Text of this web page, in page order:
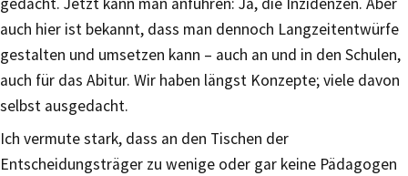
auch hier ist bekannt, dass man dennoch Langzeitentwürfe
gestalten und umsetzen kann – auch an und in den Schulen,
auch für das Abitur. Wir haben längst Konzepte; viele davon
selbst ausgedacht.
Ich vermute stark, dass an den Tischen der
Entscheidungsträger zu wenige oder gar keine Pädagogen